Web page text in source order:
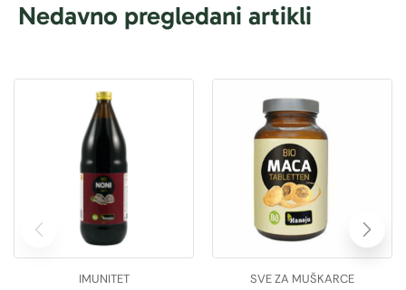
Nedavno pregledani artikli
IMUNITET SVE ZA MUŠKARCE